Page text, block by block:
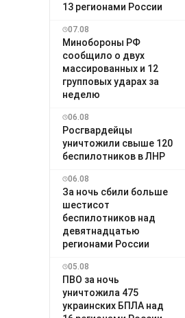
13 регионами России
07.08
Минобороны РФ
сообщило о двух
массированных и 12
групповых ударах за
неделю
06.08
Росгвардейцы
уничтожили свыше 120
беспилотников в ЛНР
06.08
За ночь сбили больше
шестисот
беспилотников над
девятнадцатью
регионами России
05.08
ПВО за ночь
уничтожила 475
украинских БПЛА над